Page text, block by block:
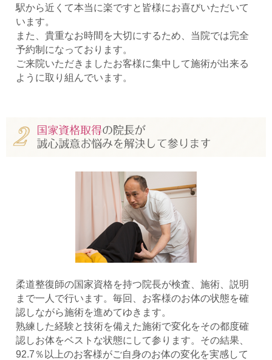
駅から近くて本当に楽ですと皆様にお喜びいただいて
います。
また、貴重なお時間を大切にするため、当院では完全
予約制になっております。
ご来院いただきましたお客様に集中して施術が出来る
ように取り組んでいます。
柔道整復師の国家資格を持つ院長が検査、施術、説明
まで一人で行います。毎回、お客様のお体の状態を確
認しながら施術を進めてゆきます。
熟練した経験と技術を備えた施術で変化をその都度確
認しお体をベストな状態にして参ります。その結果、
92.7％以上のお客様がご自身のお体の変化を実感して